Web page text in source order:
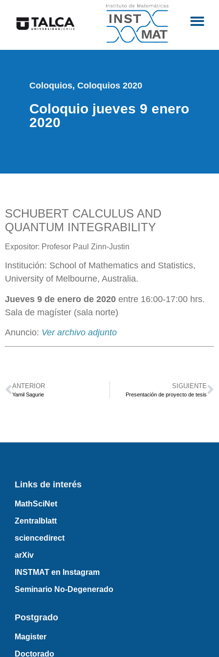
Coloquios, Coloquios 2020
Coloquio jueves 9 enero
2020
SCHUBERT CALCULUS AND
QUANTUM INTEGRABILITY
Expositor: Profesor Paul Zinn-Justin
Institución: School of Mathematics and Statistics,
University of Melbourne, Australia.
Jueves 9 de enero de 2020 entre 16:00-17:00 hrs.
Sala de magíster (sala norte)
Anuncio: Ver archivo adjunto
ANTERIOR
Yamil Sagurie
SIGUIENTE
Presentación de proyecto de tesis
Links de interés
MathSciNet
Zentralblatt
sciencedirect
arXiv
INSTMAT en Instagram
Seminario No-Degenerado
Postgrado
Magister
Doctorado